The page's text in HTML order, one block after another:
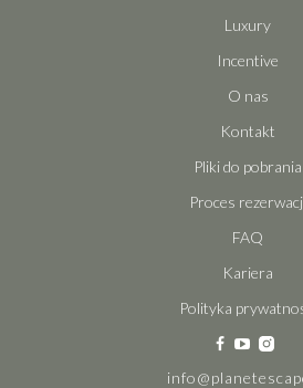
Luxury
Incentive
O nas
Kontakt
Pliki do pobrania
Proces
FAQ
Kariera
Polityka